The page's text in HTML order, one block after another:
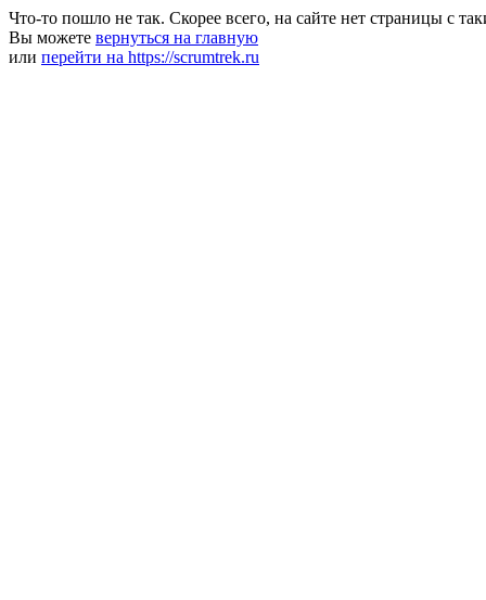
Что-то пошло не так. Скорее всего, на сайте нет страницы с
Вы можете вернуться на главную
или перейти на https://scrumtrek.ru